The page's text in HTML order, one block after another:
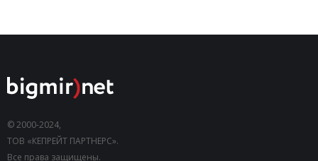
© 2000-2024,
ТОВ «КЕПРЕЙТ ПАРТНЕРС».
Все права защищены.